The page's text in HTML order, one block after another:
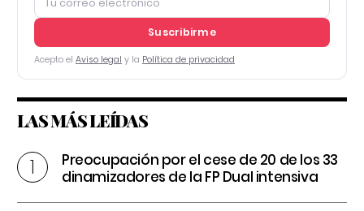
Suscribirme
Acepto el Aviso legal y la Política de privacidad
LAS MÁS LEÍDAS
Preocupación por el cese de 20 de los 33
dinamizadores de la FP Dual intensiva